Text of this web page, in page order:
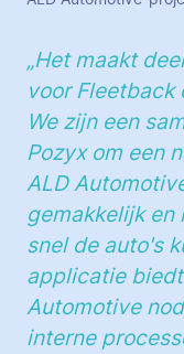
„Het maakt
voor Fleetback
We zijn een
Pozyx om een
ALD
gemakkelijk en
snel de auto's
applicatie
Automotive
interne